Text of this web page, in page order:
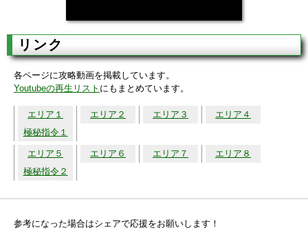
リンク
各ページに攻略動画を掲載しています。
Youtubeの再生リスト にもまとめています。
エリア１ エリア２ エリア３
エリア４
極秘指令１
エリア５ エリア６ エリア７
エリア８
極秘指令２
参考になった場合はシェアで応援をお願いします！